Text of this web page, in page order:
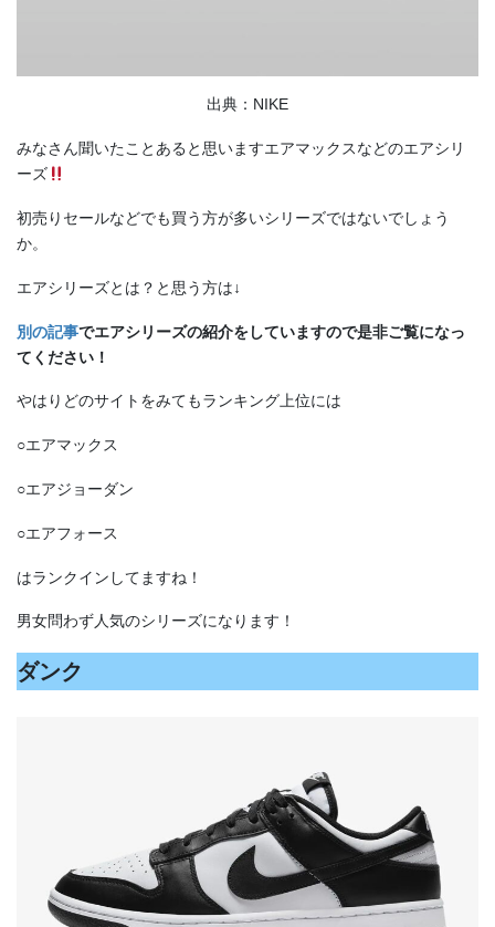
出典：NIKE
みなさん聞いたことあると思いますエアマックスなどのエアシリ
ーズ
初売りセールなどでも買う方が多いシリーズではないでしょう
か。
エアシリーズとは？と思う方は↓
別の記事でエアシリーズの紹介をしていますので是非ご覧になっ
てください！
やはりどのサイトをみてもランキング上位には
○エアマックス
○エアジョーダン
○エアフォース
はランクインしてますね！
男女問わず人気のシリーズになります！
ダンク